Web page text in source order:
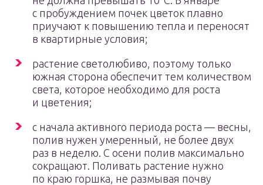
с пробуждением почек цветок плавно
приучают к повышению тепла и переносят
в квартирные условия;
растение светолюбиво, поэтому только
южная сторона обеспечит тем количеством
света, которое необходимо для роста
и цветения;
с начала активного периода роста — весны,
полив нужен умеренный, не более двух
раз в неделю. С осени полив максимально
сокращают. Поливать растение нужно
по краю горшка, не размывая почву